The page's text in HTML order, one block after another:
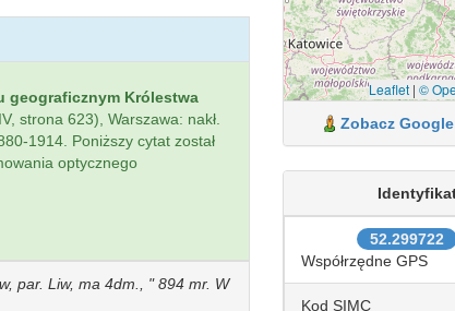
geograficznym Królestwa
strona 623), Warszawa: nakł.
1914. Poniższy cytat został
optycznego
par. Liw, ma 4dm., " 894 mr. W
Leaflet| ©
Zobacz
52.299722
Współrzędne GPS
Kod SIMC